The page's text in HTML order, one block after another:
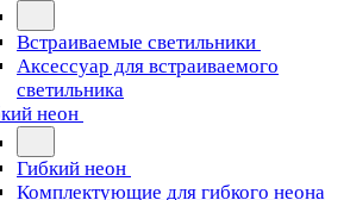
Встраиваемые светильники
Аксессуар для встраиваемого
светильника
неон
Гибкий неон
Комплектующие для гибкого неона